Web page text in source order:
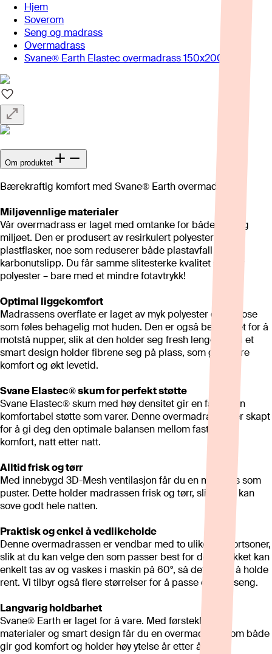
Hjem
Soverom
Seng og madrass
Overmadrass
Svane® Earth Elastec overmadrass 150x200 cm
Om produktet
Bærekraftig komfort med Svane® Earth overmadrass.
Miljøvennlige materialer
Vår overmadrass er laget med omtanke for både deg og
miljøet. Den er produsert av resirkulert polyester fra
plastflasker, noe som reduserer både plastavfall og
karbonutslipp. Du får samme slitesterke kvalitet som ny
polyester – bare med et mindre fotavtrykk!
Optimal liggekomfort
Madrassens overflate er laget av myk polyester og viskose
som føles behagelig mot huden. Den er også behandlet for å
motstå nupper, slik at den holder seg fresh lenger. Med et
smart design holder fibrene seg på plass, som gir bedre
komfort og økt levetid.
Svane Elastec® skum for perfekt støtte
Svane Elastec® skum med høy densitet gir en fast, men
komfortabel støtte som varer. Denne overmadrassen er skapt
for å gi deg den optimale balansen mellom fasthet og
komfort, natt etter natt.
Alltid frisk og tørr
Med innebygd 3D-Mesh ventilasjon får du en madrass som
puster. Dette holder madrassen frisk og tørr, slik at du kan
sove godt hele natten.
Praktisk og enkel å vedlikeholde
Denne overmadrassen er vendbar med to ulike komfortsoner,
slik at du kan velge den som passer best for deg. Trekket kan
enkelt tas av og vaskes i maskin på 60°, så det er lett å holde
rent. Vi tilbyr også flere størrelser for å passe enhver seng.
Langvarig holdbarhet
Svane® Earth er laget for å vare. Med førsteklasses
materialer og smart design får du en overmadrass som både
gir god komfort og holder høy ytelse år etter år.